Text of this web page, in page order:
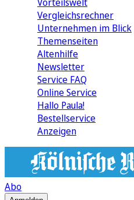
Vergleichsrechner
Unternehmen im Blick
Themenseiten
Altenhilfe
Newsletter
Service FAQ
Online Service
Hallo Paula!
Bestellservice
Anzeigen
Abo